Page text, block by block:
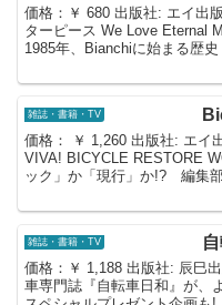
価格：￥ 680 出版社: エイ
ターピース We Love
1985年、Bianchiに始まる歴史
雑誌・書籍・TV
価格： ￥ 1,260 出版社: エ
VIVA! BICYCLE RESTORE
ック」か「現行」か!? 編集
雑誌・書籍・TV
価格：￥ 1,188 出版社: 辰
車専門誌『自転車日和』が、